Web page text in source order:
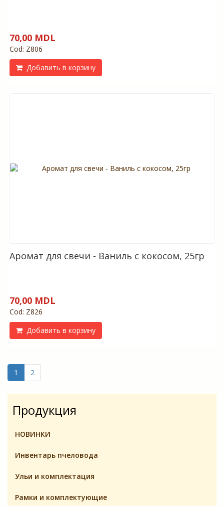
70,00 MDL
Cod: Z806
Добавить в корзину
Аромат для свечи - Ваниль с кокосом, 25гр
70,00 MDL
Cod: Z826
Добавить в корзину
1 (current)
2
Продукция
НОВИНКИ
Инвентарь пчеловодa
Ульи и комплектация
Pамки и комплeктующие